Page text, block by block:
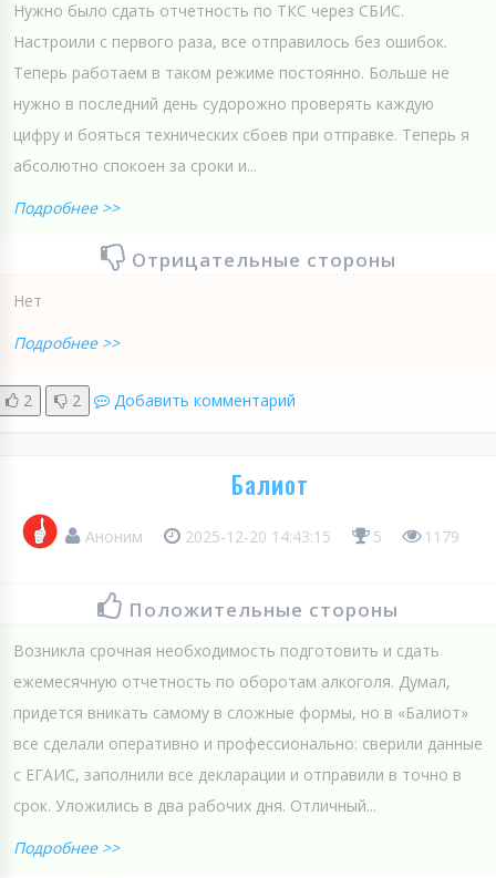
Нужно было сдать отчетность по ТКС через СБИС.
Настроили с первого раза, все отправилось без ошибок.
Теперь работаем в таком режиме постоянно. Больше не
нужно в последний день судорожно проверять каждую
цифру и бояться технических сбоев при отправке. Теперь я
абсолютно спокоен за сроки и...
Подробнее >>
Отрицательные стороны
Нет
Подробнее >>
2 2 Добавить комментарий
Балиот
Аноним 2025-12-20 14:43:15 5 1179
Положительные стороны
Возникла срочная необходимость подготовить и сдать
ежемесячную отчетность по оборотам алкоголя. Думал,
придется вникать самому в сложные формы, но в «Балиот»
все сделали оперативно и профессионально: сверили данные
с ЕГАИС, заполнили все декларации и отправили в точно в
срок. Уложились в два рабочих дня. Отличный...
Подробнее >>